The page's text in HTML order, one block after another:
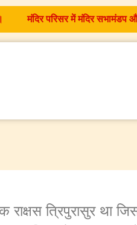
मंदिर परिसर में मंदिर सभामंडप
राक्षस त्रिपुरासुर था